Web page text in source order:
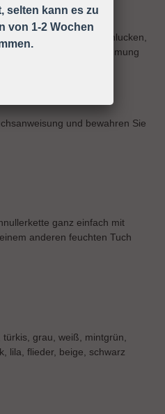
wie z.B. Verschlucken,
durch die Wahrnehmung
und bewahren Sie
ganz einfach mit
anderen feuchten Tuch
grau, weiß, mintgrün,
lila, flieder, beige, schwarz
selten kann es zu
von 1-2 Wochen